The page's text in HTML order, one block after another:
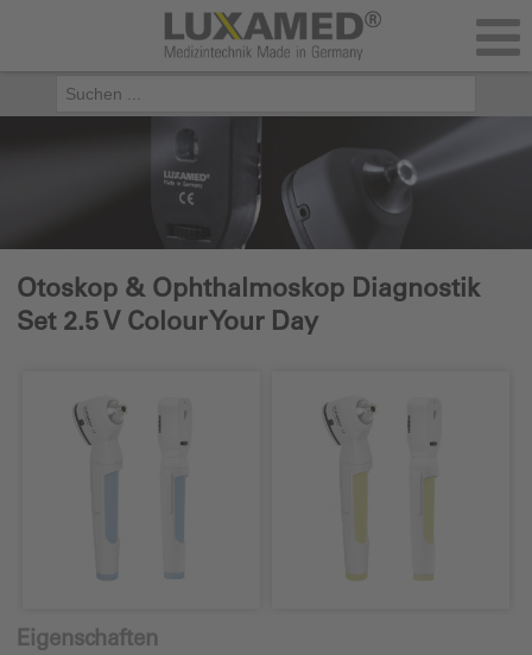
Otoskop & Ophthalmoskop Diagnostik
Set 2.5 V Colour Your Day
Eigenschaften